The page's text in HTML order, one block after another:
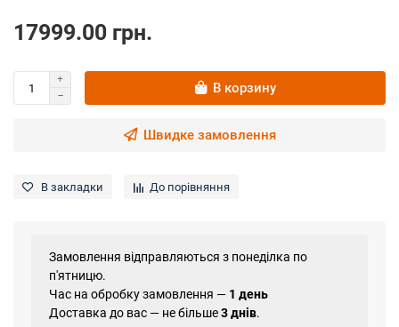
17999.00 грн.
В корзину
Швидке замовлення
В закладки До порівняння
Замовлення відправляються з понеділка по
п'ятницю.
Час на обробку замовлення — 1 день
Доставка до вас — не більше3 днів.